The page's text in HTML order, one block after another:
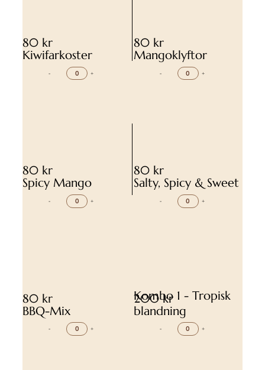
80 kr
Kiwifarkoster
- +
80 kr
Mangoklyftor
- +
80 kr
Spicy Mango
- +
80 kr
Salty, Spicy & Sweet
- +
80 kr
BBQ-Mix
- +
200 kr
Kombo 1 - Tropisk
blandning
- +